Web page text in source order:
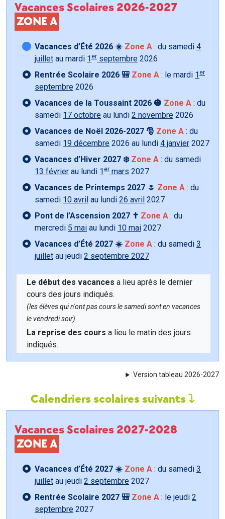
Vacances Scolaires 2026-2027
ZONE A
Vacances d’Été 2026 ☀️ Zone A : du samedi 4
juillet au mardi 1 er septembre 2026
Rentrée Scolaire 2026 🎒 Zone A : le mardi 1 er
septembre 2026
Vacances de la Toussaint 2026 🎃 Zone A : du
samedi 17 octobre au lundi 2 novembre 2026
Vacances de Noël 2026-2027 🎅 Zone A : du
samedi 19 décembre 2026 au lundi 4 janvier 2027
Vacances d’Hiver 2027 ❄️ Zone A : du samedi
13 février au lundi 1 er mars 2027
Vacances de Printemps 2027 🌷 Zone A : du
samedi 10 avril au lundi 26 avril 2027
Pont de l’Ascension 2027 ✝️ Zone A : du
mercredi 5 mai au lundi 10 mai 2027
Vacances d’Été 2027 ☀️ Zone A : du samedi 3
juillet au jeudi 2 septembre 2027
Le début des vacances a lieu après le dernier
cours des jours indiqués.
(les élèves qui n'ont pas cours le samedi sont en vacances
le vendredi soir)
La reprise des cours a lieu le matin des jours
indiqués.
Version tableau 2026-2027
Calendriers scolaires suivants
Vacances Scolaires 2027-2028
ZONE A
Vacances d’Été 2027 ☀️ Zone A : du samedi 3
juillet au jeudi 2 septembre 2027
Rentrée Scolaire 2027 🎒 Zone A : le jeudi 2
septembre 2027